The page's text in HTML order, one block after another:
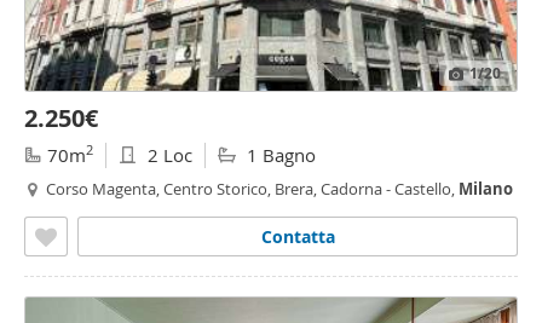
1/20
2.250€
70m2 2 Loc 1 Bagno
Corso Magenta, Centro Storico, Brera, Cadorna - Castello, Milano
Contatta